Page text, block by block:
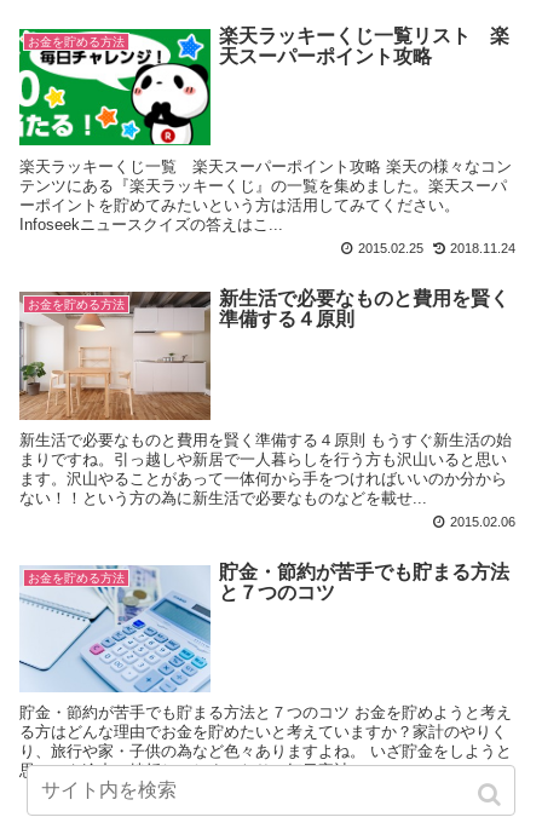
お金を貯める方法
楽天ラッキーくじ一覧リスト 楽
天スーパーポイント攻略
楽天ラッキーくじ一覧 楽天スーパーポイント攻略 楽天の様々なコン
テンツにある『楽天ラッキーくじ』の一覧を集めました。楽天スーパ
ーポイントを貯めてみたいという方は活用してみてください。
Infoseekニュースクイズの答えはこ...
2015.02.25 2018.11.24
お金を貯める方法
新生活で必要なものと費用を賢く
準備する４原則
新生活で必要なものと費用を賢く準備する４原則 もうすぐ新生活の始
まりですね。引っ越しや新居で一人暮らしを行う方も沢山いると思い
ます。沢山やることがあって一体何から手をつければいいのか分から
ない！！という方の為に新生活で必要なものなどを載せ...
2015.02.06
お金を貯める方法
貯金・節約が苦手でも貯まる方法
と７つのコツ
貯金・節約が苦手でも貯まる方法と７つのコツ お金を貯めようと考え
る方はどんな理由でお金を貯めたいと考えていますか？家計のやりく
り、旅行や家・子供の為など色々ありますよね。 いざ貯金をしようと
思っても途中で挫折してしまったり、毎日家計...
2016.10.30